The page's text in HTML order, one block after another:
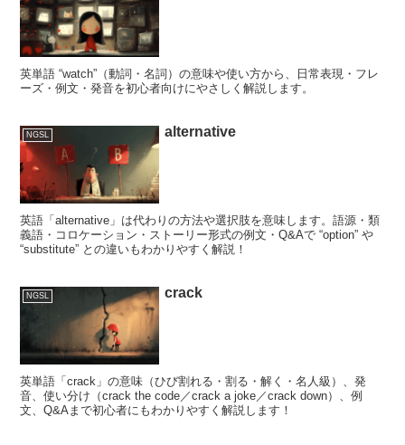
英単語 “watch”（動詞・名詞）の意味や使い方から、日常表現・フレ
ーズ・例文・発音を初心者向けにやさしく解説します。
NGSL alternative
英語「alternative」は代わりの方法や選択肢を意味します。語源・類
義語・コロケーション・ストーリー形式の例文・Q&Aで “option” や
“substitute” との違いもわかりやすく解説！
NGSL crack
英単語「crack」の意味（ひび割れる・割る・解く・名人級）、発
音、使い分け（crack the code／crack a joke／crack down）、例
文、Q&Aまで初心者にもわかりやすく解説します！